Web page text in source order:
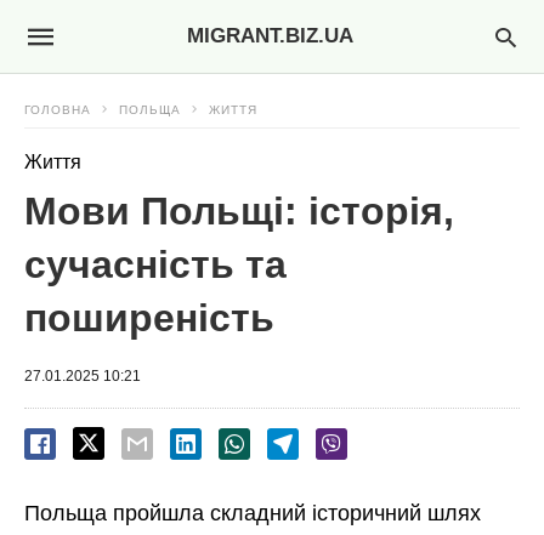
MIGRANT.BIZ.UA
ГОЛОВНА ПОЛЬЩА ЖИТТЯ
Життя
Мови Польщі: історія,
сучасність та
поширеність
27.01.2025 10:21
Польща пройшла складний історичний шлях